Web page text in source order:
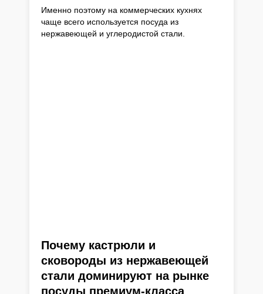
Именно поэтому на коммерческих кухнях
чаще всего используется посуда из
нержавеющей и углеродистой стали.
Почему кастрюли и
сковороды из нержавеющей
стали доминируют на рынке
посуды премиум-класса